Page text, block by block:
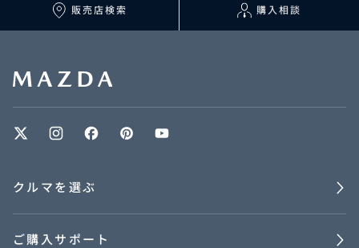
販売店検索 購入相談
クルマを選ぶ
ご購入サポート